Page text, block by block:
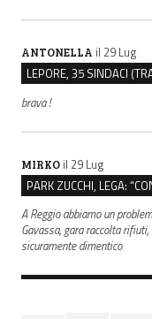
ANTONELLA il 29 Lug
brava !
MIRKO il 29 Lug
A Reggio abbiamo un
Gavassa, gara raccolta
sicuramente dimentico